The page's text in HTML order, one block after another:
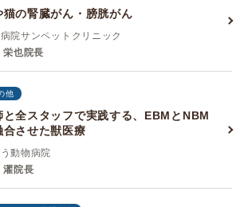
猫の腎臓がん・膀胱がん
院サンペットクリニック
栄也院長
他
と全スタッフで実践する、EBMとNBM
合させた獣医療
動物病院
濯院長